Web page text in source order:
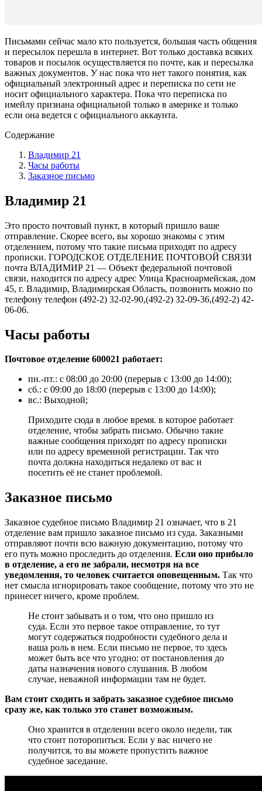
Письмами сейчас мало кто пользуется, большая часть общения
и пересылок перешла в интернет. Вот только доставка всяких
товаров и посылок осуществляется по почте, как и пересылка
важных документов. У нас пока что нет такого понятия, как
официальный электронный адрес и переписка по сети не
носит официального характера. Пока что переписка по
имейлу признана официальной только в америке и только
если она ведется с официального аккаунта.
Содержание
Владимир 21
Часы работы
Заказное письмо
Владимир 21
Это просто почтовый пункт, в который пришло ваше
отправление. Скорее всего, вы хорошо знакомы с этим
отделением, потому что такие письма приходят по адресу
прописки. ГОРОДСКОЕ ОТДЕЛЕНИЕ ПОЧТОВОЙ СВЯЗИ
почта ВЛАДИМИР 21 — Объект федеральной почтовой
связи, находится по адресу адрес Улица Красноармейская, дом
45, г. Владимир, Владимирская Область, позвонить можно по
телефону телефон (492-2) 32-02-90,(492-2) 32-09-36,(492-2) 42-
06-06.
Часы работы
Почтовое отделение 600021 работает:
пн.-пт.: с 08:00 до 20:00 (перерыв с 13:00 до 14:00);
сб.: с 09:00 до 18:00 (перерыв с 13:00 до 14:00);
вс.: Выходной;
Приходите сюда в любое время. в которое работает
отделение, чтобы забрать письмо. Обычно такие
важные сообщения приходят по адресу прописки
или по адресу временной регистрации. Так что
почта должна находиться недалеко от вас и
посетить её не станет проблемой.
Заказное письмо
Заказное судебное письмо Владимир 21 означает, что в 21
отделение вам пришло заказное письмо из суда. Заказными
отправляют почти всю важную документацию, потому что
его путь можно проследить до отделения. Если оно прибыло
в отделение, а его не забрали, несмотря на все
уведомления, то человек считается оповещенным. Так что
нет смысла игнорировать такое сообщение, потому что это не
принесет ничего, кроме проблем.
Не стоит забывать и о том, что оно пришло из
суда. Если это первое такое отправление, то тут
могут содержаться подробности судебного дела и
ваша роль в нем. Если письмо не первое, то здесь
может быть все что угодно: от постановления до
даты назначения нового слушания. В любом
случае, неважной информации там не будет.
Вам стоит сходить и забрать заказное судебное письмо
сразу же, как только это станет возможным.
Оно хранится в отделении всего около недели, так
что стоит поторопиться. Если у вас ничего не
получится, то вы можете пропустить важное
судебное заседание.